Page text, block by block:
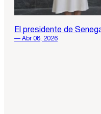
El presidente de
— Abr 08, 2026